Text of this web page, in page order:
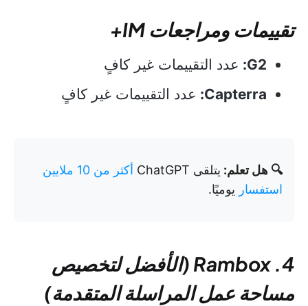
تقييمات ومراجعات IM+
G2: عدد التقييمات غير كافٍ
Capterra: عدد التقييمات غير كافٍ
🔍 هل تعلم: يتلقى ChatGPT
أكثر من 10 ملايين
استفسار يوميًا.
4. Rambox (الأفضل لتخصيص
مساحة عمل المراسلة المتقدمة)